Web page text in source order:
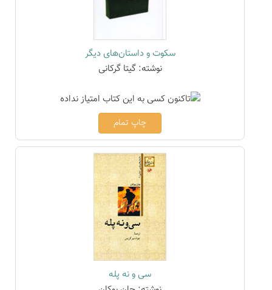
سکوت و داستان‌های دیگر
نوشته: گیتا گرکانی
چاپ تمام
سی و نه پله